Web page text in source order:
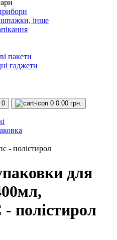
шпажки, інше
пакети
гаджети
0 0 0.00 грн.
- полістирол
для
полістирол